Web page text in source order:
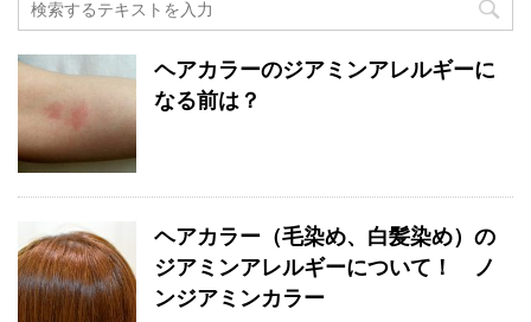
ヘアカラーのジアミンアレルギーに
なる前は？
ヘアカラー（毛染め、白髪染め）の
ジアミンアレルギーについて！ ノ
ンジアミンカラー